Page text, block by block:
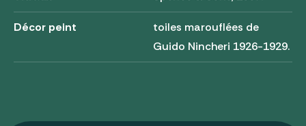
Décor peint
toiles marouflées de
Guido Nincheri 1926-1929.